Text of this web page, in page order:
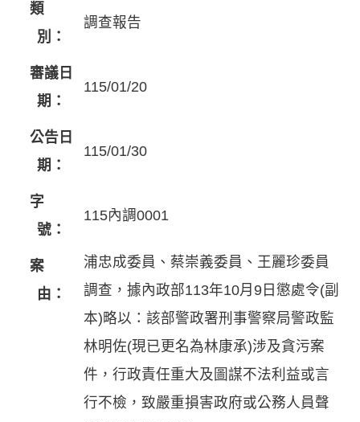
類
別：
調查報告
審議日
期：
115/01/20
公告日
期：
115/01/30
字
號：
115內調0001
案
由：
浦忠成委員、蔡崇義委員、王麗珍委員
調查，據內政部113年10月9日懲處令(副
本)略以：該部警政署刑事警察局警政監
林明佐(現已更名為林康承)涉及貪污案
件，行政責任重大及圖謀不法利益或言
行不檢，致嚴重損害政府或公務人員聲